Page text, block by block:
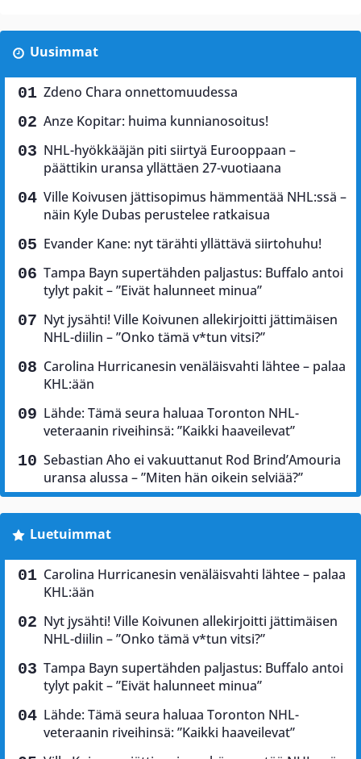
Uusimmat
Zdeno Chara onnettomuudessa
Anze Kopitar: huima kunnianosoitus!
NHL-hyökkääjän piti siirtyä Eurooppaan –
päättikin uransa yllättäen 27-vuotiaana
Ville Koivusen jättisopimus hämmentää NHL:ssä –
näin Kyle Dubas perustelee ratkaisua
Evander Kane: nyt tärähti yllättävä siirtohuhu!
Tampa Bayn supertähden paljastus: Buffalo antoi
tylyt pakit – ”Eivät halunneet minua”
Nyt jysähti! Ville Koivunen allekirjoitti jättimäisen
NHL-diilin – ”Onko tämä v*tun vitsi?”
Carolina Hurricanesin venäläisvahti lähtee – palaa
KHL:ään
Lähde: Tämä seura haluaa Toronton NHL-
veteraanin riveihinsä: ”Kaikki haaveilevat”
Sebastian Aho ei vakuuttanut Rod Brind’Amouria
uransa alussa – ”Miten hän oikein selviää?”
Luetuimmat
Carolina Hurricanesin venäläisvahti lähtee – palaa
KHL:ään
Nyt jysähti! Ville Koivunen allekirjoitti jättimäisen
NHL-diilin – ”Onko tämä v*tun vitsi?”
Tampa Bayn supertähden paljastus: Buffalo antoi
tylyt pakit – ”Eivät halunneet minua”
Lähde: Tämä seura haluaa Toronton NHL-
veteraanin riveihinsä: ”Kaikki haaveilevat”